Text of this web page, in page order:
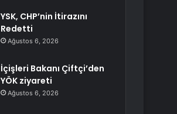
YSK, CHP’nin İtirazını
Redetti
Ağustos 6, 2026
İçişleri Bakanı Çiftçi’den
YÖK ziyareti
Ağustos 6, 2026